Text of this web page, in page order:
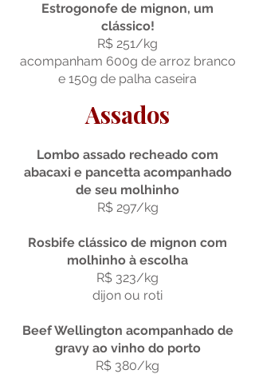
Estrogonofe de mignon, um
clássico!
R$ 251/kg
acompanham 600g de arroz branco
e 150g de palha caseira
Assados
Lombo assado recheado com
abacaxi e pancetta acompanhado
de seu molhinho
R$ 297/kg
Rosbife clássico de mignon com
molhinho à escolha
R$ 323/kg
dijon ou roti
Beef Wellington acompanhado de
gravy ao vinho do porto
R$ 380/kg